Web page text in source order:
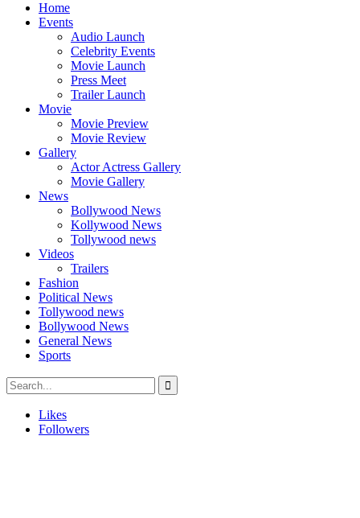
Home
Events
Audio Launch
Celebrity Events
Movie Launch
Press Meet
Trailer Launch
Movie
Movie Preview
Movie Review
Gallery
Actor Actress Gallery
Movie Gallery
News
Bollywood News
Kollywood News
Tollywood news
Videos
Trailers
Fashion
Political News
Tollywood news
Bollywood News
General News
Sports
Likes
Followers